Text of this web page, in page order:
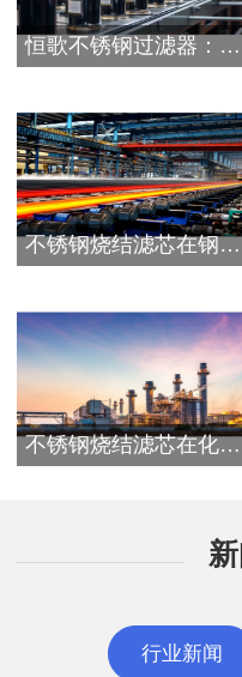
恒歌不锈钢过滤器：赋能酿酒行业全流程的过
不锈钢烧结滤芯在钢铁行业应用
不锈钢烧结滤芯在化工行业应用
行业新闻